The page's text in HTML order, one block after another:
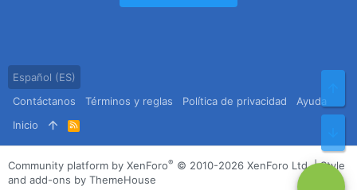
Español (ES)
Contáctanos
Términos y reglas Política de privacidad
Ayuda
Inicio
R
S
S
Community platform by XenForo® © 2010-2026 XenForo Ltd. |Style
and add-ons by ThemeHouse